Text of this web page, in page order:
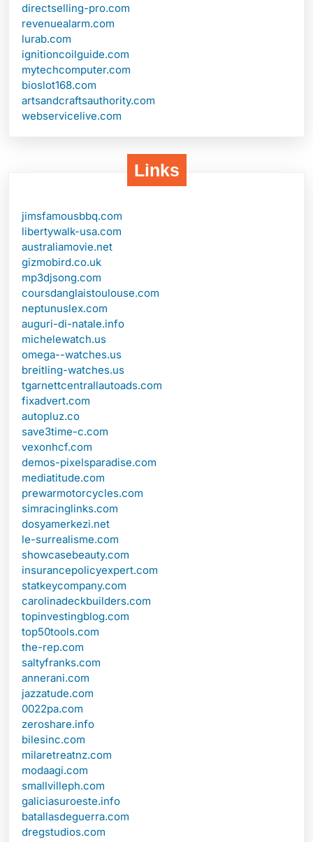
directselling-pro.com
revenuealarm.com
lurab.com
ignitioncoilguide.com
mytechcomputer.com
bioslot168.com
artsandcraftsauthority.com
webservicelive.com
Links
jimsfamousbbq.com
libertywalk-usa.com
australiamovie.net
gizmobird.co.uk
mp3djsong.com
coursdanglaistoulouse.com
neptunuslex.com
auguri-di-natale.info
michelewatch.us
omega--watches.us
breitling-watches.us
tgarnettcentrallautoads.com
fixadvert.com
autopluz.co
save3time-c.com
vexonhcf.com
demos-pixelsparadise.com
mediatitude.com
prewarmotorcycles.com
simracinglinks.com
dosyamerkezi.net
le-surrealisme.com
showcasebeauty.com
insurancepolicyexpert.com
statkeycompany.com
carolinadeckbuilders.com
topinvestingblog.com
top50tools.com
the-rep.com
saltyfranks.com
annerani.com
jazzatude.com
0022pa.com
zeroshare.info
bilesinc.com
milaretreatnz.com
modaagi.com
smallvilleph.com
galiciasuroeste.info
batallasdeguerra.com
dregstudios.com